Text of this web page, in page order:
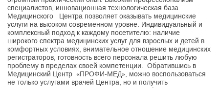
специалистов, инновационная технологическая база
Медицинского Центра позволяет оказывать медицинские
услуги на высоком современном уровне. Индивидуальный и
комплексный подход к каждому посетителю: наличие
широкого спектра медицинских услуг для взрослых и детей в
комфортных условиях, внимательное отношение медицинских
регистраторов, готовность всего персонала решить любую
проблему в пределах своей компетенции. Обратившись в
Медицинский Центр «ПРОФИ-МЕД», можно воспользоваться
не только услугами врачей Центра, но и получить